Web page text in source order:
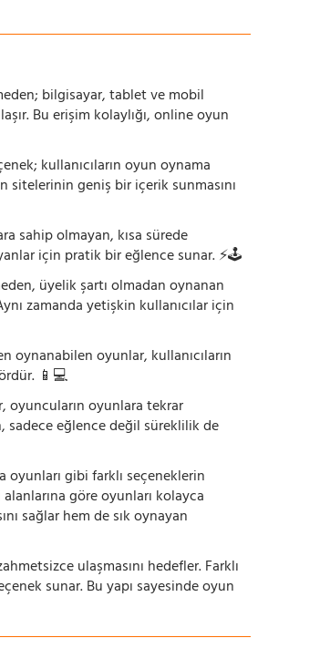
bilgisayar, tablet ve mobil
Bu erişim kolaylığı, online oyun
kullanıcıların oyun oynama
geniş bir içerik sunmasını
sahip olmayan, kısa sürede
için pratik bir eğlence sunar. ⚡🕹️
üyelik şartı olmadan oynanan
zamanda yetişkin kullanıcılar için
oyunlar, kullanıcıların
📱💻
oyuncuların oyunlara tekrar
eğlence değil süreklilik de
oyunları gibi farklı seçeneklerin
göre oyunları kolayca
sağlar hem de sık oynayan
ulaşmasını hedefler. Farklı
sunar. Bu yapı sayesinde oyun